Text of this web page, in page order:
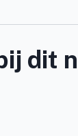
dit